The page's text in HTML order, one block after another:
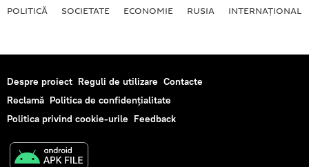
POLITICĂ SOCIETATE ECONOMIE RUSIA INTERNAŢIONAL
Despre proiect Reguli de utilizare Contacte
Reclamă Politica de confidențialitate
Politica privind cookie-urile Feedback